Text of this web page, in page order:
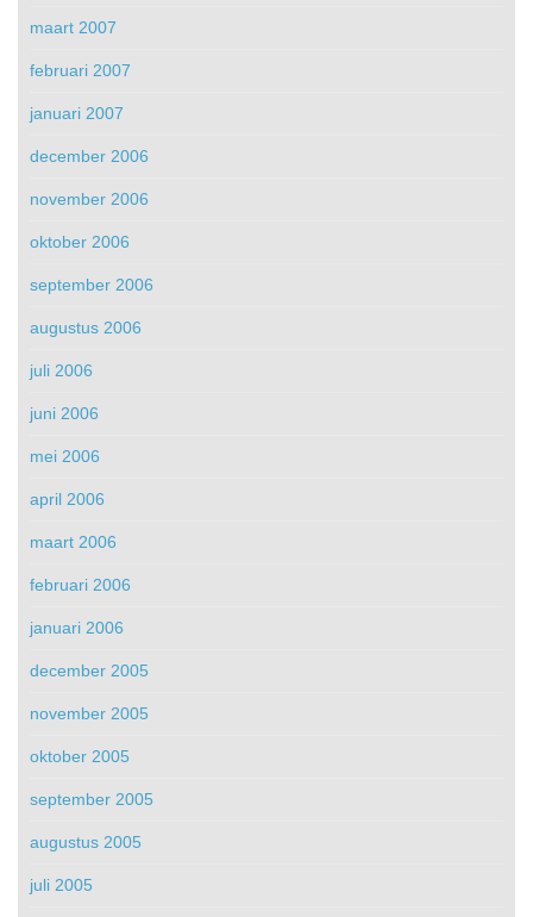
maart 2007
februari 2007
januari 2007
december 2006
november 2006
oktober 2006
september 2006
augustus 2006
juli 2006
juni 2006
mei 2006
april 2006
maart 2006
februari 2006
januari 2006
december 2005
november 2005
oktober 2005
september 2005
augustus 2005
juli 2005